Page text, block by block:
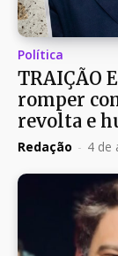
Política
TRAIÇÃO
romper
revolta e
Redação - 4 de